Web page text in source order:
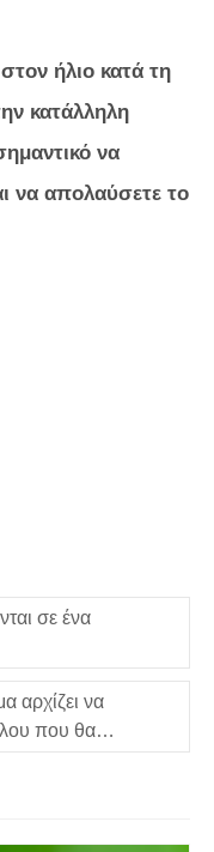
ήλιο κατά τη
κατάλληλη
να
να απολαύσετε το
σε ένα
αρχίζει να
που θα
στο σ…